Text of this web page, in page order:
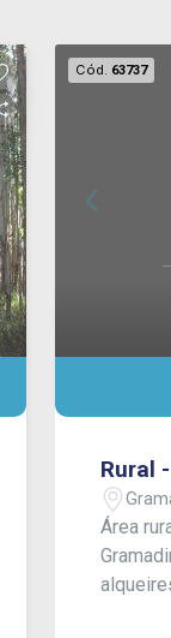
Cód. 63737
Rural
Área